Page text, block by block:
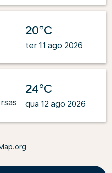
20°C
ter 11 ago 2026
24°C
qua 12 ago 2026